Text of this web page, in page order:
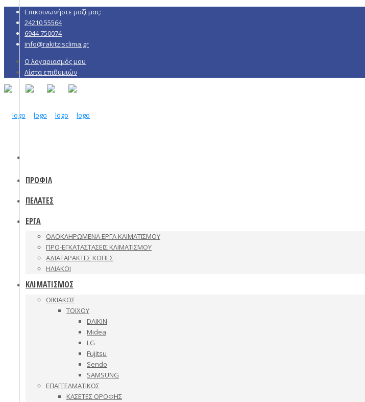
Επικοινωνήστε μαζί μας:
24210 55564
6944 750074
info@rakitzisclima.gr
Ο λογαριασμός μου
Λίστα επιθυμιών
ΠΡΟΦΙΛ
ΠΕΛΑΤΕΣ
ΕΡΓΑ
ΟΛΟΚΛΗΡΩΜΕΝΑ ΕΡΓΑ ΚΛΙΜΑΤΙΣΜΟΥ
ΠΡΟ-ΕΓΚΑΤΑΣΤΑΣΕΙΣ ΚΛΙΜΑΤΙΣΜΟΥ
ΑΔΙΑΤΑΡΑΚΤΕΣ ΚΟΠΕΣ
ΗΛΙΑΚΟΙ
ΚΛΙΜΑΤΙΣΜΟΣ
ΟΙΚΙΑΚΟΣ
ΤΟΙΧΟΥ
DAIKIN
Midea
LG
Fujitsu
Sendo
SAMSUNG
ΕΠΑΓΓΕΛΜΑΤΙΚΟΣ
ΚΑΣΕΤΕΣ ΟΡΟΦΗΣ